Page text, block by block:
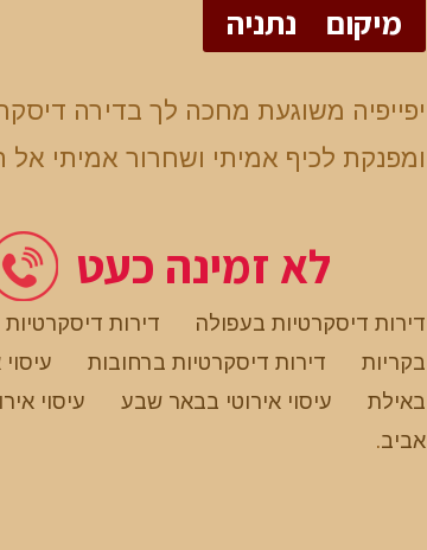
מיקום
נתניה
יפייפיה משוגעת מחכה לך בדירה
ומפנקת לכיף אמיתי ושחרור אמיתי
לא זמינה כעט
דירות דיסקרטיות בעפולה
דירות דיסקרטיות
בקריות
דירות דיסקרטיות ברחובות
עיסוי
באילת
עיסוי אירוטי בבאר שבע
עיסוי
אביב.